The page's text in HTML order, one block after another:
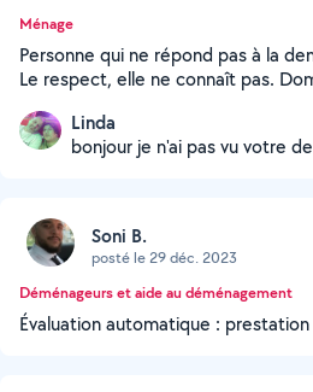
Ménage
Personne qui ne répond pas à la
Le respect, elle ne connaît pas.
Linda
bonjour je n'ai pas vu votre
Soni B.
posté le 29 déc. 2023
Déménageurs et aide au déménagement
Évaluation automatique :